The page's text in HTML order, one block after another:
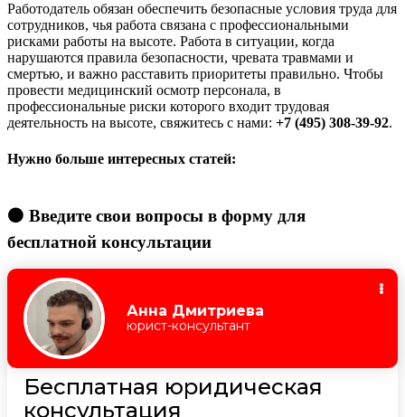
Работодатель обязан обеспечить безопасные условия труда для
сотрудников, чья работа связана с профессиональными
рисками работы на высоте. Работа в ситуации, когда
нарушаются правила безопасности, чревата травмами и
смертью, и важно расставить приоритеты правильно. Чтобы
провести медицинский осмотр персонала, в
профессиональные риски которого входит трудовая
деятельность на высоте, свяжитесь с нами: +7 (495) 308-39-92.
Нужно больше интересных статей:
🟠 Введите свои вопросы в форму для
бесплатной консультации